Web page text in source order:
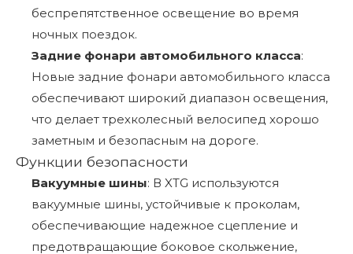
беспрепятственное освещение во время
ночных поездок.
Задние фонари автомобильного класса:
Новые задние фонари автомобильного класса
обеспечивают широкий диапазон освещения,
что делает трехколесный велосипед хорошо
заметным и безопасным на дороге.
Функции безопасности
Вакуумные шины: В XTG используются
вакуумные шины, устойчивые к проколам,
обеспечивающие надежное сцепление и
предотвращающие боковое скольжение,